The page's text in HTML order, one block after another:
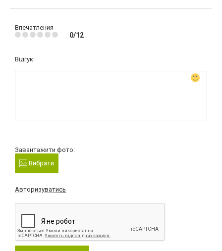
Впечатления
0/12
Відгук:
Завантажити фото:
Вибрати
Авторизуватись